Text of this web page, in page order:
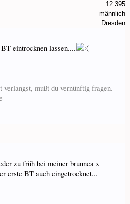
12.395
männlich
Dresden
eintrocknen lassen....
mußt du vernünftig fragen.
zu früh bei meiner brunnea x
erste BT auch eingetrocknet...